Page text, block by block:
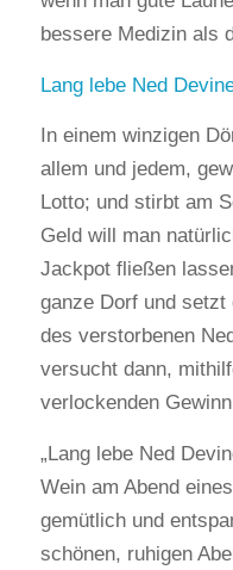
bessere Medizin als
Lang lebe Ned
In einem winzigen
allem und jedem,
Lotto; und stirbt am
Geld will man
Jackpot fließen
ganze Dorf und setzt
des verstorbenen
versucht dann,
verlockenden
„Lang lebe Ned
Wein am Abend
gemütlich und
schönen, ruhigen